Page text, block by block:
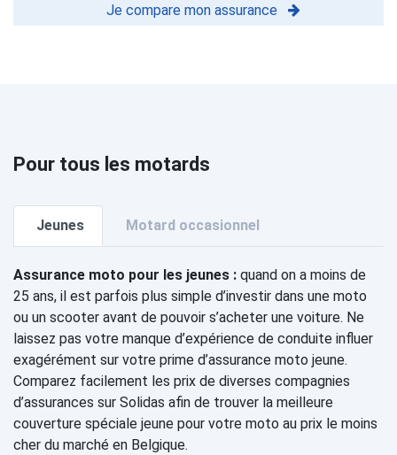
Je compare mon assurance
Pour tous les motards
Jeunes Motard occasionnel
Assurance moto pour les jeunes : quand on a moins de
25 ans, il est parfois plus simple d’investir dans une moto
ou un scooter avant de pouvoir s’acheter une voiture. Ne
laissez pas votre manque d’expérience de conduite influer
exagérément sur votre prime d’assurance moto jeune.
Comparez facilement les prix de diverses compagnies
d’assurances sur Solidas afin de trouver la meilleure
couverture spéciale jeune pour votre moto au prix le moins
cher du marché en Belgique.